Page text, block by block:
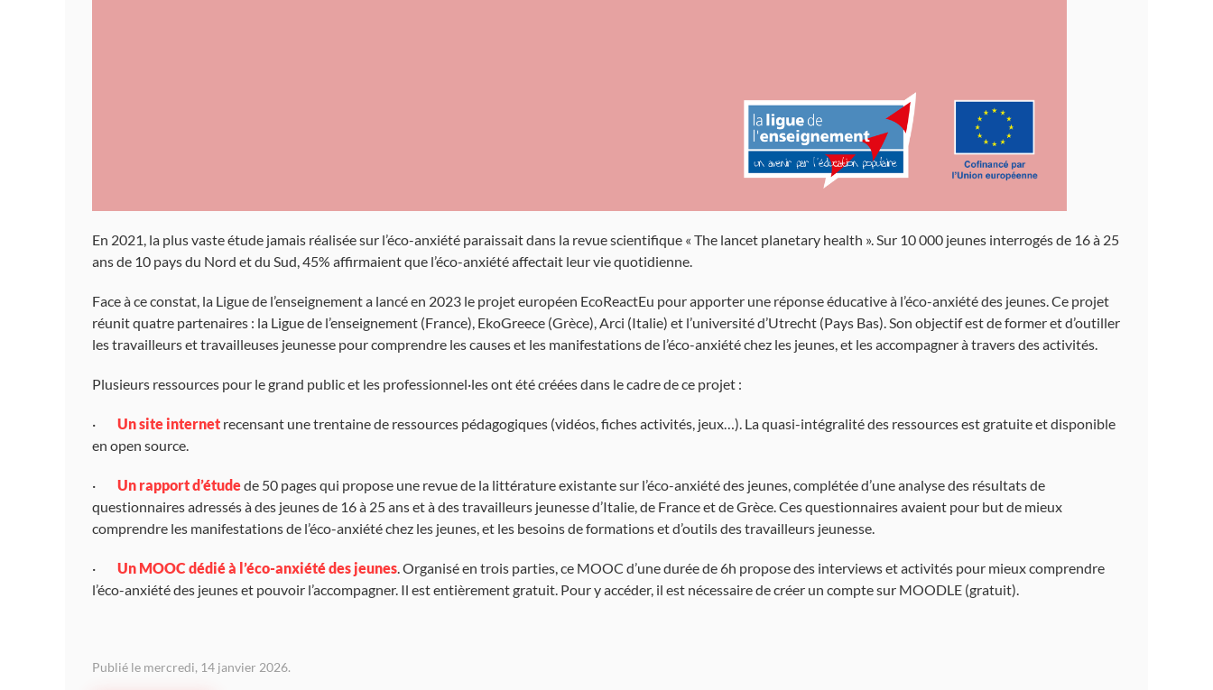
En 2021, la plus vaste étude jamais réalisée sur l’éco-anxiété paraissait dans la revue scientifique « The lancet planetary health ». Sur 10 000 jeunes interrogés de 16 à 25
ans de 10 pays du Nord et du Sud, 45% affirmaient que l’éco-anxiété affectait leur vie quotidienne.
Face à ce constat, la Ligue de l’enseignement a lancé en 2023 le projet européen EcoReactEu pour apporter une réponse éducative à l’éco-anxiété des jeunes. Ce projet
réunit quatre partenaires : la Ligue de l’enseignement (France), EkoGreece (Grèce), Arci (Italie) et l’université d’Utrecht (Pays Bas). Son objectif est de former et d’outiller
les travailleurs et travailleuses jeunesse pour comprendre les causes et les manifestations de l’éco-anxiété chez les jeunes, et les accompagner à travers des activités.
Plusieurs ressources pour le grand public et les professionnel·les ont été créées dans le cadre de ce projet :
· Un site internet recensant une trentaine de ressources pédagogiques (vidéos, fiches activités, jeux…). La quasi-intégralité des ressources est gratuite et disponible
en open source.
· Un rapport d’étudede 50 pages qui propose une revue de la littérature existante sur l’éco-anxiété des jeunes, complétée d’une analyse des résultats de
questionnaires adressés à des jeunes de 16 à 25 ans et à des travailleurs jeunesse d’Italie, de France et de Grèce. Ces questionnaires avaient pour but de mieux
comprendre les manifestations de l’éco-anxiété chez les jeunes, et les besoins de formations et d’outils des travailleurs jeunesse.
· Un MOOC dédié à l’éco-anxiété des jeunes. Organisé en trois parties, ce MOOC d’une durée de 6h propose des interviews et activités pour mieux comprendre
l’éco-anxiété des jeunes et pouvoir l’accompagner. Il est entièrement gratuit. Pour y accéder, il est nécessaire de créer un compte sur MOODLE (gratuit).
Publié le mercredi, 14 janvier 2026.